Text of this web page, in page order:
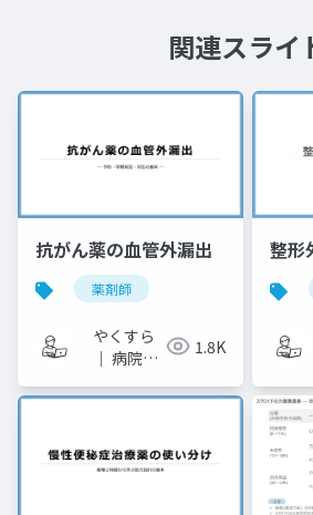
関連スライ
抗がん薬の血管外漏出
薬剤師
やくすら
｜ 病院薬
ライドメ
1.8K
整形